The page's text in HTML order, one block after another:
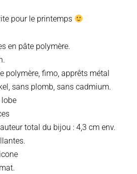
pour le printemps
en pâte polymère.
polymère, fimo, apprêts métal
sans plomb, sans cadmium.
lobe
total du bijou : 4,3 cm env.